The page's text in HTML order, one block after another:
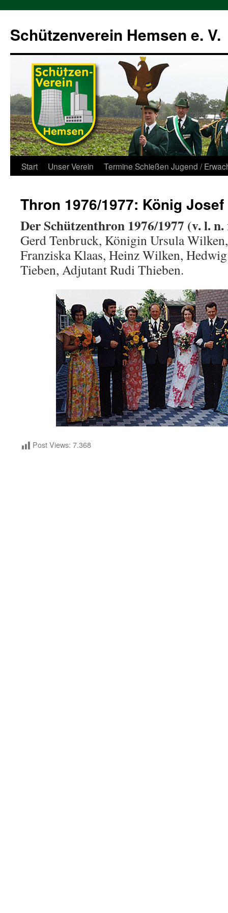
springen
Schützenverein Hemsen e. V.
Start Unser Verein Termine Schießen Jugend /
Thron 1976/1977: König Josef
Der Schützenthron 1976/1977 (v. l.
Gerd Tenbruck, Königin Ursula
Franziska Klaas, Heinz Wilken,
Tieben, Adjutant Rudi Thieben.
Post Views: 7.368